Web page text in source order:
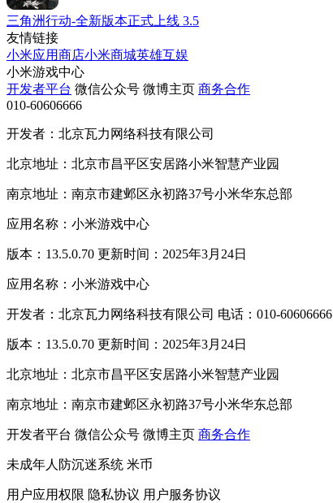
三角洲行动-全新版本正式上线 3.5
友情链接
小米应用商店小米商城英雄互娱
小米游戏中心
开发者平台 微信公众号 微博主页 商务合作
010-60606666
开发者：北京瓦力网络科技有限公司
北京地址：北京市昌平区安居路小米智慧产业园
南京地址：南京市建邺区永初路37号小米华东总部
应用名称：小米游戏中心
版本：13.5.0.70 更新时间：2025年3月24日
应用名称：小米游戏中心
开发者：北京瓦力网络科技有限公司 电话：010-60606666
版本：13.5.0.70 更新时间：2025年3月24日
北京地址：北京市昌平区安居路小米智慧产业园
南京地址：南京市建邺区永初路37号小米华东总部
开发者平台 微信公众号 微博主页 商务合作
未成年人防沉迷系统 米币
用户应用权限 隐私协议 用户服务协议